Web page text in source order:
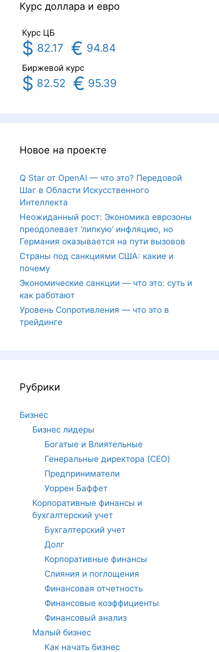
Курс доллара и евро
Курс ЦБ
$ 82.17 € 94.84
Биржевой курс
$ 82.52 € 95.39
Новое на проекте
Q Star от OpenAI — что это? Передовой
Шаг в Области Искусственного
Интеллекта
Неожиданный рост: Экономика еврозоны
преодолевает ‘липкую’ инфляцию, но
Германия оказывается на пути вызовов
Страны под санкциями США: какие и
почему
Экономические санкции — что это: суть и
как работают
Уровень Сопротивления — что это в
трейдинге
Рубрики
Бизнес
Бизнес лидеры
Богатые и Влиятельные
Генеральные директора (CEO)
Предприниматели
Уоррен Баффет
Корпоративные финансы и
бухгалтерский учет
Бухгалтерский учет
Долг
Корпоративные финансы
Слияния и поглощения
Финансовая отчетность
Финансовые коэффициенты
Финансовый анализ
Малый бизнес
Как начать бизнес